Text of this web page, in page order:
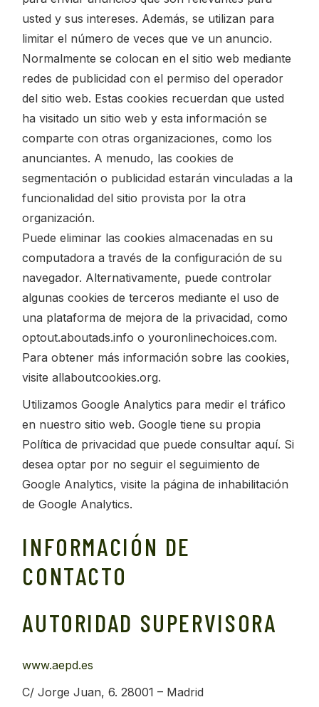
usted y sus intereses. Además, se utilizan para
limitar el número de veces que ve un anuncio.
Normalmente se colocan en el sitio web mediante
redes de publicidad con el permiso del operador
del sitio web. Estas cookies recuerdan que usted
ha visitado un sitio web y esta información se
comparte con otras organizaciones, como los
anunciantes. A menudo, las cookies de
segmentación o publicidad estarán vinculadas a la
funcionalidad del sitio provista por la otra
organización.
Puede eliminar las cookies almacenadas en su
computadora a través de la configuración de su
navegador. Alternativamente, puede controlar
algunas cookies de terceros mediante el uso de
una plataforma de mejora de la privacidad, como
optout.aboutads.info o youronlinechoices.com.
Para obtener más información sobre las cookies,
visite allaboutcookies.org.
Utilizamos Google Analytics para medir el tráfico
en nuestro sitio web. Google tiene su propia
Política de privacidad que puede consultar aquí. Si
desea optar por no seguir el seguimiento de
Google Analytics, visite la página de inhabilitación
de Google Analytics.
INFORMACIÓN DE
CONTACTO
AUTORIDAD SUPERVISORA
www.aepd.es
C/ Jorge Juan, 6. 28001 – Madrid